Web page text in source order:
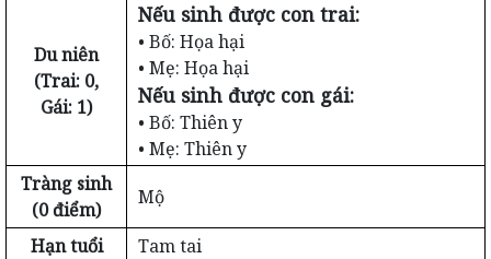
Du niên
(Trai: 0,
Gái: 1)
Nếu sinh được con trai:
• Bố: Họa hại
• Mẹ: Họa hại
Nếu sinh được con gái:
• Bố: Thiên y
• Mẹ: Thiên y
Tràng sinh
(0 điểm)
Mộ
Hạn tuổi
Tam tai